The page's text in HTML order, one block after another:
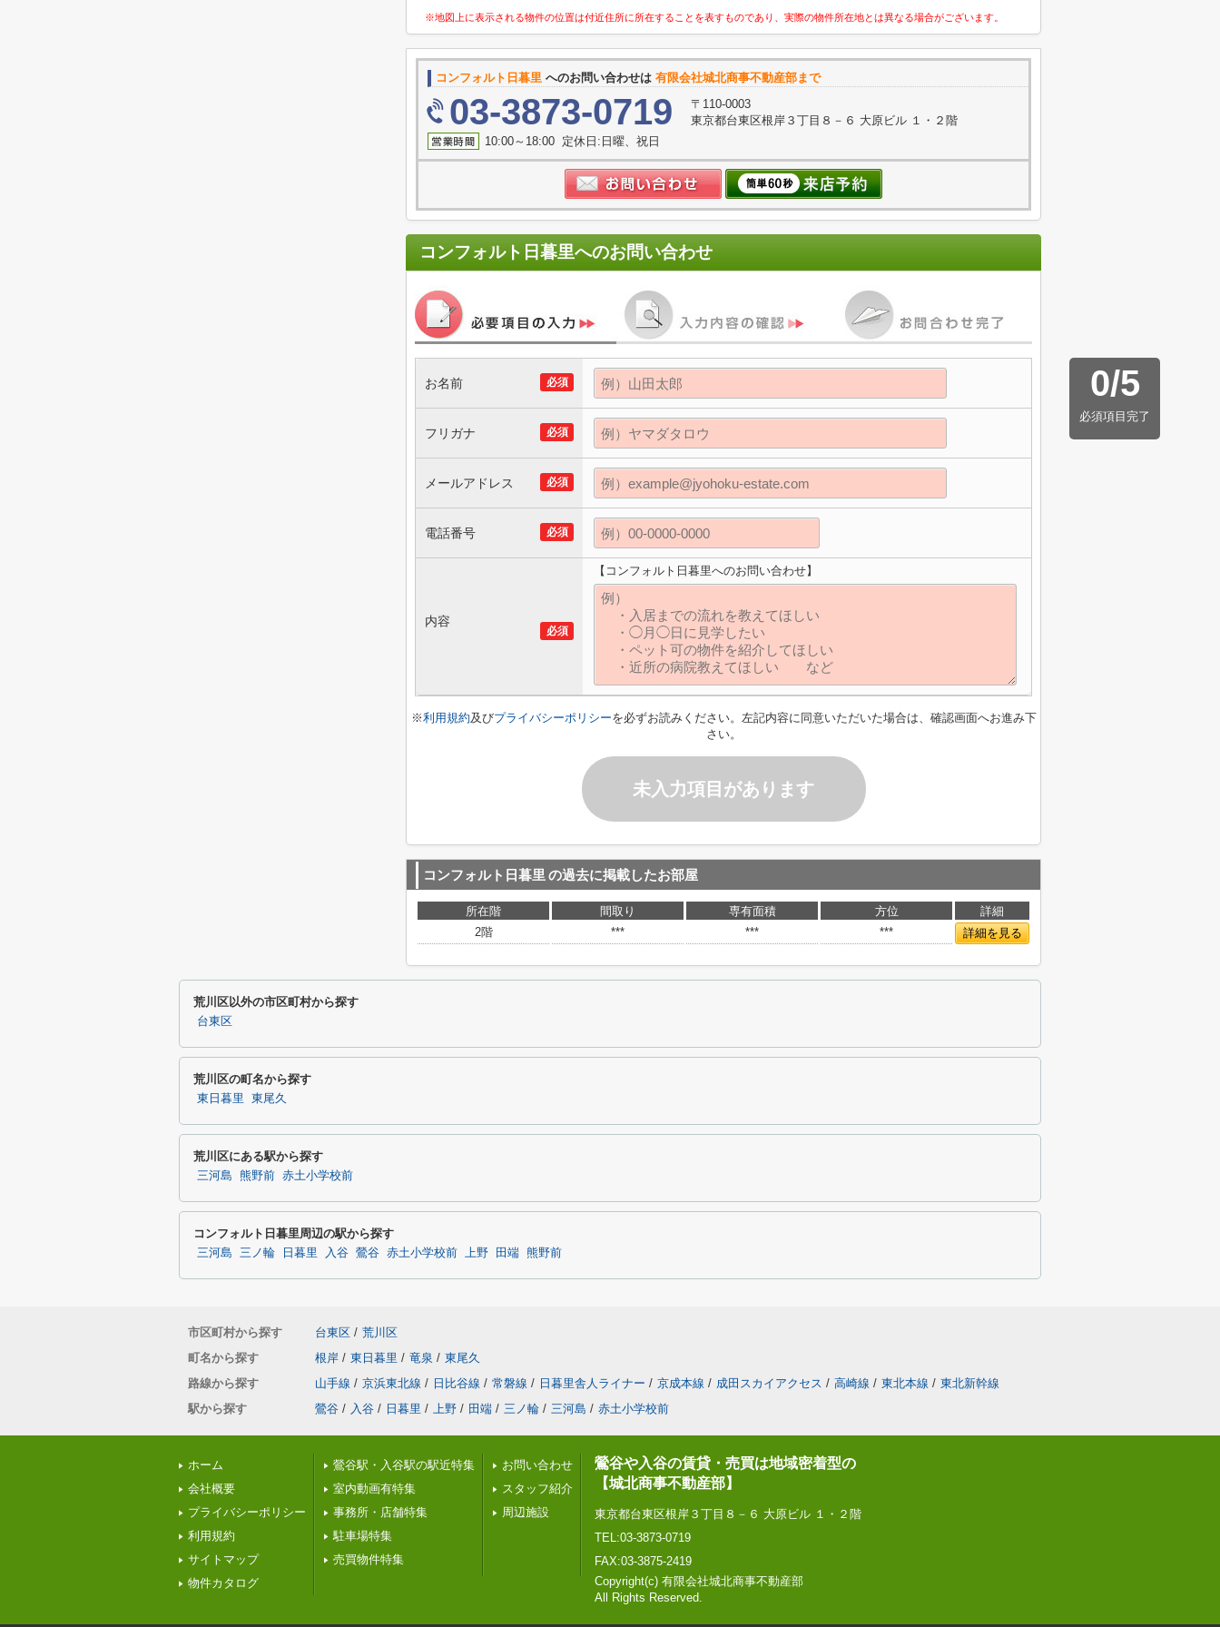
※地図上に表示される物件の位置は付近住所に所在することを表すものであり、実際の物件所在地とは異なる場合がございます。
コンフォルト日暮里 へのお問い合わせは 有限会社城北商事不動産部まで
03-3873-0719
〒110-0003
東京都台東区根岸３丁目８－６ 大原ビル １・２階
10:00～18:00 定休日:日曜、祝日
コンフォルト日暮里へのお問い合わせ
0/5
必須項目完了
必須
お名前
必須
フリガナ
必須
メールアドレス
必須
電話番号
必須
内容
【コンフォルト日暮里へのお問い合わせ】
※利用規約及びプライバシーポリシーを必ずお読みください。左記内容に同意いただいた場合は、確認画面へお進み下
さい。
未入力項目があります
コンフォルト日暮里 の過去に掲載したお部屋
所在階 間取り 専有面積 方位
詳細
2階
*** *** *** 詳細を見る
荒川区以外の市区町村から探す
台東区
荒川区の町名から探す
東日暮里 東尾久
荒川区にある駅から探す
三河島 熊野前 赤土小学校前
コンフォルト日暮里周辺の駅から探す
三河島 三ノ輪 日暮里 入谷 鶯谷 赤土小学校前 上野 田端 熊野前
市区町村から探す 台東区 / 荒川区
町名から探す
根岸 / 東日暮里 / 竜泉 / 東尾久
路線から探す
山手線 / 京浜東北線 / 日比谷線 / 常磐線 / 日暮里舎人ライナー / 京成本線 / 成田スカイアクセス / 高崎線 / 東北本線 / 東北新幹線
駅から探す
鶯谷 / 入谷 / 日暮里 / 上野 / 田端 / 三ノ輪 / 三河島 / 赤土小学校前
ホーム
会社概要
プライバシーポリシー
利用規約
サイトマップ
物件カタログ
鶯谷駅・入谷駅の駅近特集
室内動画有特集
事務所・店舗特集
駐車場特集
売買物件特集
お問い合わせ
スタッフ紹介
周辺施設
鶯谷や入谷の賃貸・売買は地域密着型の
【城北商事不動産部】
東京都台東区根岸３丁目８－６ 大原ビル １・２階
TEL:03-3873-0719
FAX:03-3875-2419
Copyright(c) 有限会社城北商事不動産部
All Rights Reserved.